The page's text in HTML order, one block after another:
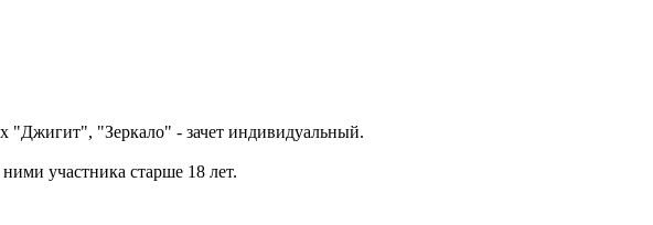
"Джигит", "Зеркало" - зачет индивидуальный.
участника старше 18 лет.